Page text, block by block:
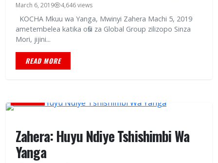
March 6, 2019 4,646 views
KOCHA Mkuu wa Yanga, Mwinyi Zahera Machi 5, 2019
ametembelea katika ofisi za Global Group zilizopo Sinza
Mori, jijini...
READ MORE
Zahera: Huyu Ndiye Tshishimbi Wa
Yanga